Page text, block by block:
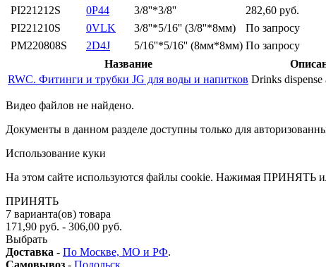
PI221212S
0P44 3/8''*3/8'' 282,60 руб.
PI221210S
0VLK 3/8''*5/16'' (3/8''*8мм) По запросу
PM220808S
2D4J 5/16''*5/16'' (8мм*8мм) По запросу
Название
RWC. Фитинги и трубки JG для воды и напитков Drinks dispense
Видео файлов не найдено.
Документы в данном разделе доступны только для
Использование куки
На этом сайте используются файлы cookie. Нажимая ПРИНЯТЬ
ПРИНЯТЬ
7 варианта(ов) товара
171,90 руб. - 306,00 руб.
Выбрать
Доставка - По Москве, МО и РФ.